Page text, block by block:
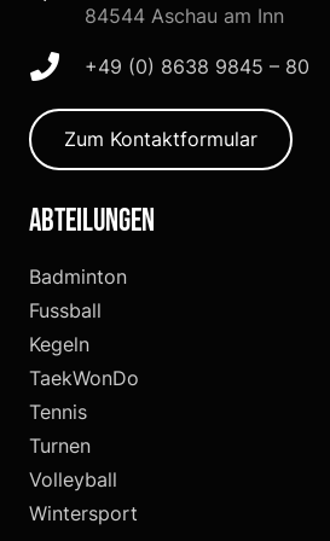
84544 Aschau am Inn
+49 (0) 8638 9845 – 80
Zum Kontaktformular
Abteilungen
Badminton
Fussball
Kegeln
TaekWonDo
Tennis
Turnen
Volleyball
Wintersport